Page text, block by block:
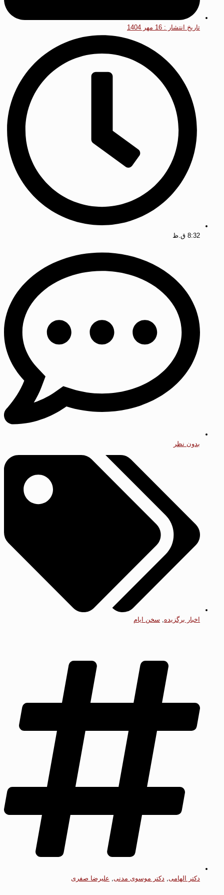
تاریخ انتشار : 16 مهر 1404
8:32 ق.ظ
بدون نظر
اخبار برگزیده سخن ایام
دکتر الهامی دکتر موسوی مدنی علیرضا صفری